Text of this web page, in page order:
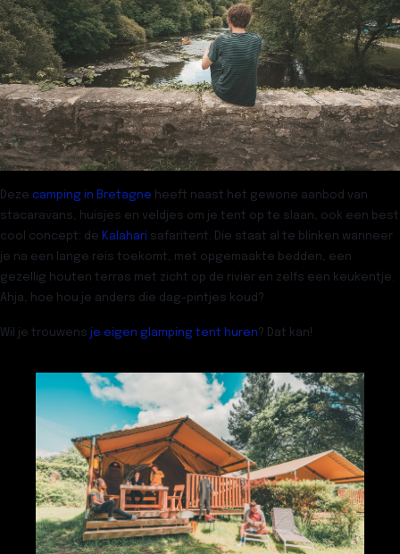
Deze camping in Bretagne heeft naast het gewone aanbod van
stacaravans, huisjes en veldjes om je tent op te slaan, ook een best
cool concept: de Kalahari safaritent. Die staat al te blinken wanneer
je na een lange reis toekomt, met opgemaakte bedden, een
gezellig houten terras met zicht op de rivier en zelfs een keukentje.
Ahja, hoe hou je anders die dag-pintjes koud?
Wil je trouwens je eigen glamping tent huren? Dat kan!